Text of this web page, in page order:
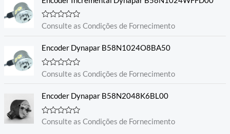
ç
o
0
d
5
A
l
a
ç
ã
d
5
Consulte as Condições de Fornecimento
Encoder Dynapar B58N1024O8BA50
A
l
a
ç
ã
Consulte as Condições de Fornecimento
Encoder Dynapar B58N2048K6BL00
A
Consulte as Condições de Fornecimento